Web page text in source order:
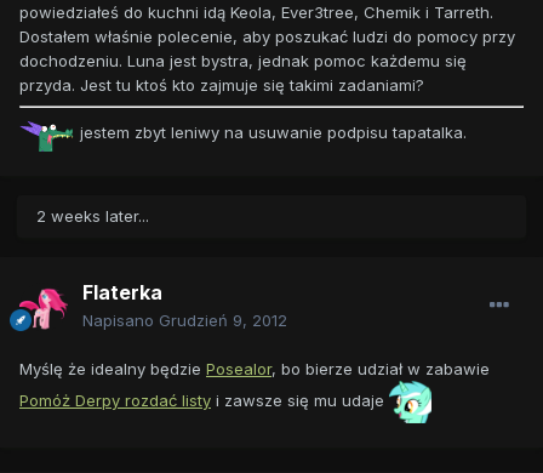
powiedziałeś do kuchni idą Keola, Ever3tree, Chemik i Tarreth.
Dostałem właśnie polecenie, aby poszukać ludzi do pomocy przy
dochodzeniu. Luna jest bystra, jednak pomoc każdemu się
przyda. Jest tu ktoś kto zajmuje się takimi zadaniami?
jestem zbyt leniwy na usuwanie podpisu tapatalka.
2 weeks later...
Flaterka
Napisano Grudzień 9, 2012
Myślę że idealny będzie Posealor, bo bierze udział w zabawie
Pomóż Derpy rozdać listy i zawsze się mu udaje